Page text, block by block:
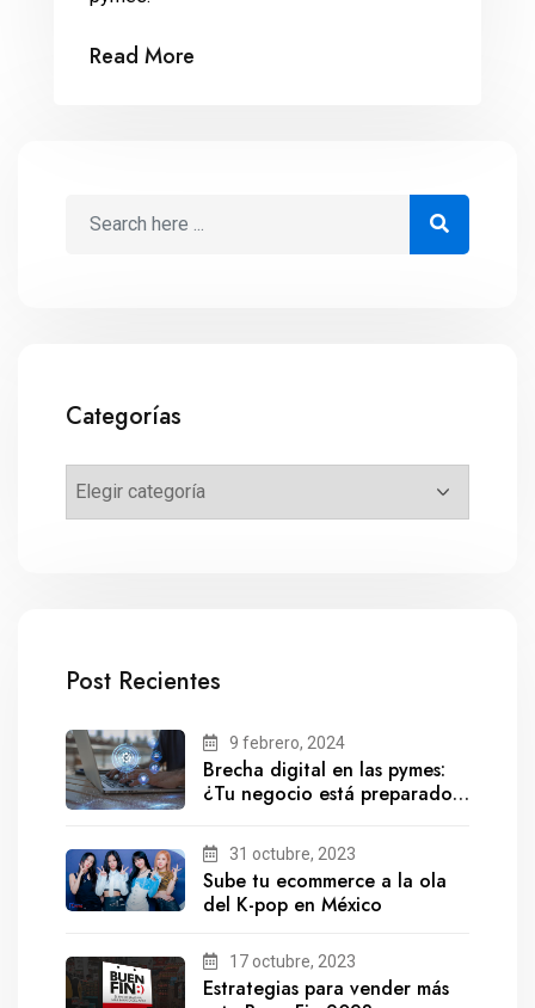
Read More
Categorías
Post Recientes
9 febrero, 2024
Brecha digital en las pymes:
¿Tu negocio está preparado
31 octubre, 2023
Sube tu ecommerce a la ola
del K-pop en México
17 octubre, 2023
Estrategias para vender más